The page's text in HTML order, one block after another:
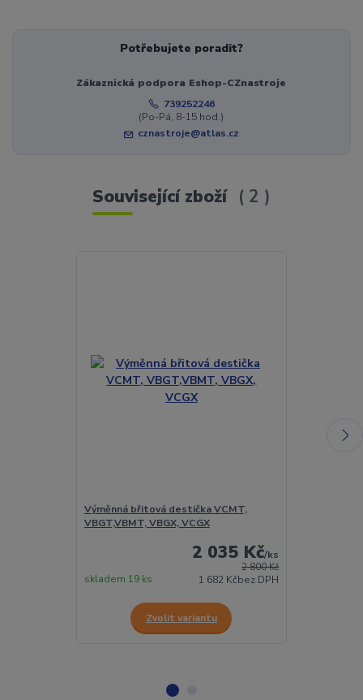
Potřebujete poradit?
Zákaznická podpora Eshop-CZnastroje
739252246
(Po-Pá, 8-15 hod.)
cznastroje@atlas.cz
Související zboží 2
Výměnná břitová destička VCMT,
VBGT,VBMT, VBGX, VCGX
2 800 Kč
2 035 Kč/ks
1 682 Kčbez DPH
skladem 19 ks
Zvolit variantu